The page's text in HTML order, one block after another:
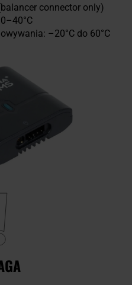
connector only)
–20°C do 60°C